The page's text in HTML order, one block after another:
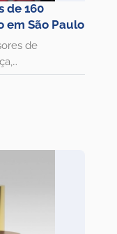
de 160
em São Paulo
de